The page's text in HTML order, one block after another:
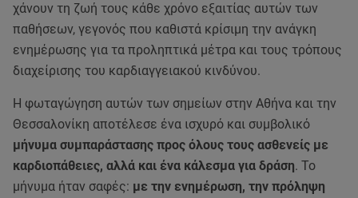
χάνουν τη ζωή τους κάθε χρόνο εξαιτίας αυτών των
παθήσεων, γεγονός που καθιστά κρίσιμη την ανάγκη
ενημέρωσης για τα προληπτικά μέτρα και τους τρόπους
διαχείρισης του καρδιαγγειακού κινδύνου.
Η φωταγώγηση αυτών των σημείων στην Αθήνα και την
Θεσσαλονίκη αποτέλεσε ένα ισχυρό και συμβολικό
μήνυμα συμπαράστασης προς όλους τους ασθενείς με
καρδιοπάθειες, αλλά και ένα κάλεσμα για δράση. Το
μήνυμα ήταν σαφές: με την ενημέρωση, την πρόληψη